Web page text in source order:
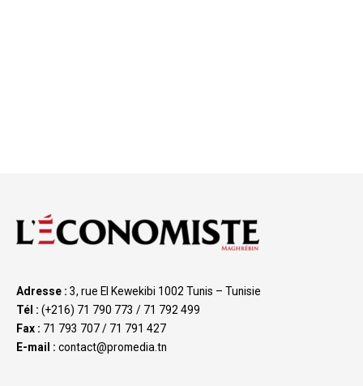
Adresse : 3, rue El Kewekibi 1002 Tunis – Tunisie
Tél : (+216) 71 790 773 / 71 792 499
Fax : 71 793 707 / 71 791 427
E-mail : contact@promedia.tn